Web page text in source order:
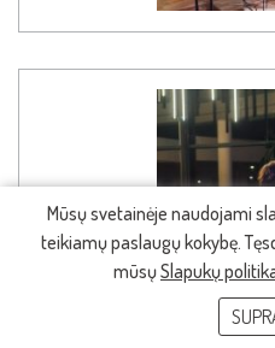
Mūsų svetainėje naudojami
teikiamų paslaugų kokybę.
mūsųSlapukų